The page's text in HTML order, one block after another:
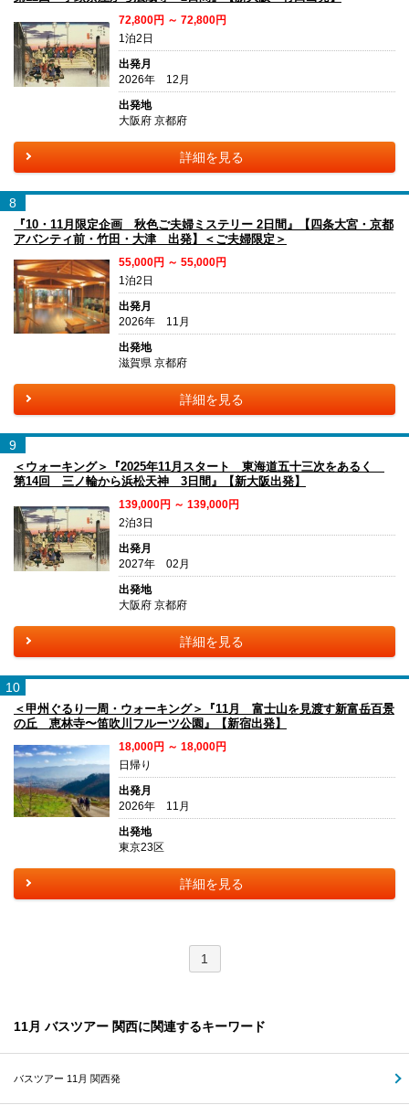
72,800円 ～ 72,800円
1泊2日
出発月
2026年 12月
出発地
大阪府 京都府
詳細を見る
8
『10・11月限定企画 秋色ご夫婦ミステリー 2日間』【四条大宮・京都
アバンティ前・竹田・大津 出発】＜ご夫婦限定＞
55,000円 ～ 55,000円
1泊2日
出発月
2026年 11月
出発地
滋賀県 京都府
詳細を見る
9
＜ウォーキング＞『2025年11月スタート 東海道五十三次をあるく
第14回 三ノ輪から浜松天神 3日間』【新大阪出発】
139,000円 ～ 139,000円
2泊3日
出発月
2027年 02月
出発地
大阪府 京都府
詳細を見る
10
＜甲州ぐるり一周・ウォーキング＞『11月 富士山を見渡す新富岳百景
の丘 恵林寺〜笛吹川フルーツ公園』【新宿出発】
18,000円 ～ 18,000円
日帰り
出発月
2026年 11月
出発地
東京23区
詳細を見る
1
11月 バスツアー 関西に関連するキーワード
バスツアー 11月 関西発